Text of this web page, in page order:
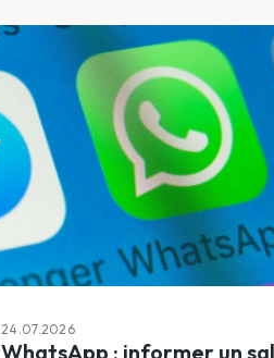
24.07.2026
WhatsApp : informer un